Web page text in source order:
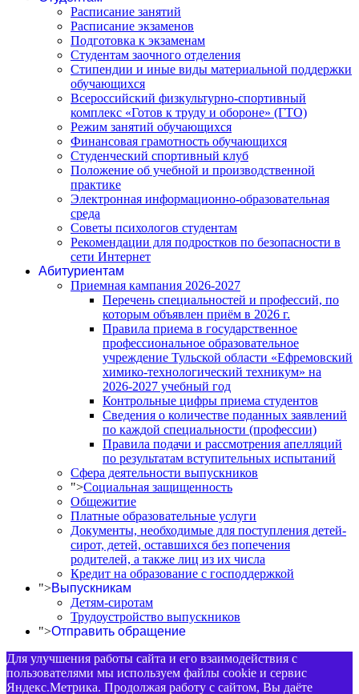
Расписание занятий
Расписание экзаменов
Подготовка к экзаменам
Студентам заочного отделения
Стипендии и иные виды материальной поддержки
обучающихся
Всероссийский физкультурно-спортивный
комплекс «Готов к труду и обороне» (ГТО)
Режим занятий обучающихся
Финансовая грамотность обучающихся
Студенческий спортивный клуб
Положение об учебной и производственной
практике
Электронная информационно-образовательная
среда
Советы психологов студентам
Рекомендации для подростков по безопасности в
сети Интернет
Абитуриентам
Приемная кампания 2026-2027
Перечень специальностей и профессий, по
которым объявлен приём в 2026 г.
Правила приема в государственное
профессиональное образовательное
учреждение Тульской области «Ефремовский
химико-технологический техникум» на
2026-2027 учебный год
Контрольные цифры приема студентов
Сведения о количестве поданных заявлений
по каждой специальности (профессии)
Правила подачи и рассмотрения апелляций
по результатам вступительных испытаний
Сфера деятельности выпускников
">Социальная защищенность
Общежитие
Платные образовательные услуги
Документы, необходимые для поступления детей-
сирот, детей, оставшихся без попечения
родителей, а также лиц из их числа
Кредит на образование с господдержкой
">Выпускникам
Детям-сиротам
Трудоустройство выпускников
">Отправить обращение
Для улучшения работы сайта и его взаимодействия с
пользователями мы используем файлы cookie и сервис
Яндекс.Метрика. Продолжая работу с сайтом, Вы даёте